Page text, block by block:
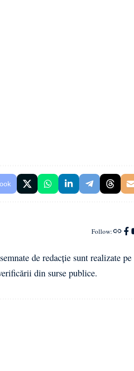
Follow:
de redacție sunt realizate pe
din surse publice.